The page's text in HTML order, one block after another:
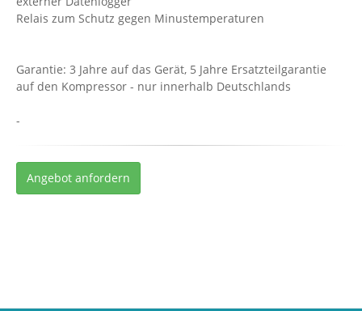
Relais zum Schutz gegen Minustemperaturen
Garantie: 3 Jahre auf das Gerät, 5 Jahre Ersatzteilgarantie
auf den Kompressor - nur innerhalb Deutschlands
-
Angebot anfordern